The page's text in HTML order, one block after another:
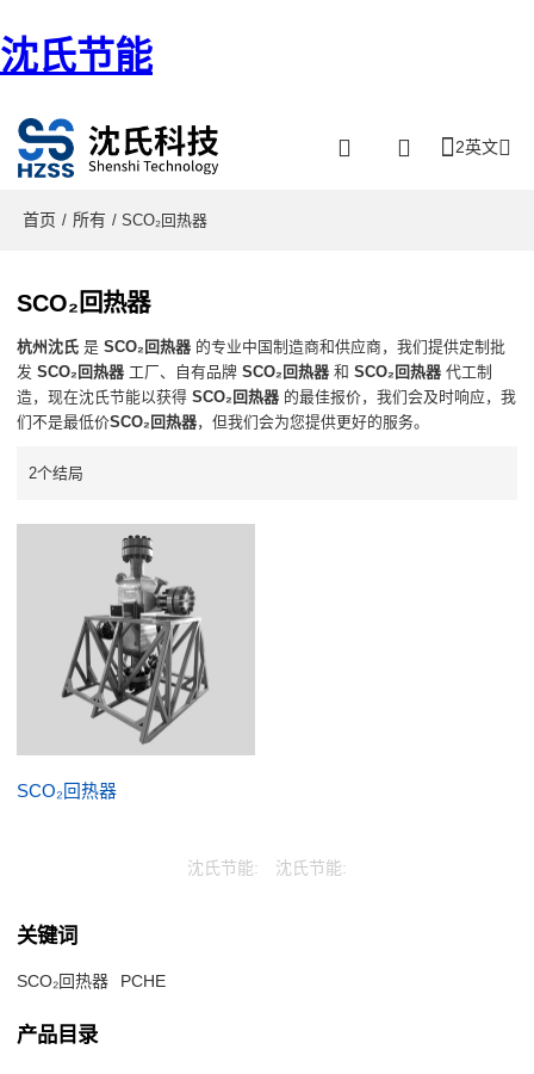
沈氏节能
2英文
首页 / 所有 / SCO₂回热器
SCO₂回热器
杭州沈氏 是SCO₂回热器 的专业中国制造商和供应商，我们提供定制批
发SCO₂回热器 工厂、自有品牌SCO₂回热器 和SCO₂回热器 代工制
造，现在沈氏节能以获得SCO₂回热器 的最佳报价，我们会及时响应，我
们不是最低价SCO₂回热器，但我们会为您提供更好的服务。
2个结局
SCO₂回热器
沈氏节能: 沈氏节能:
关键词
SCO₂回热器 PCHE
产品目录